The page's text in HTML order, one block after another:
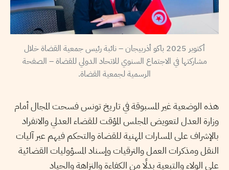
أكتوبر 2025 باكو أذربيجان – نائبة رئيس جمعية القضاة خلال
مشاركتها في الاجتماع السنوي للاتحاد الدولي للقضاة – الصفحة
الرسمية لجمعية القضاة.
هذه الوضعية غير المسبوقة في تاريخ تونس فسحت المجال أمام
وزارة العدل لتعويض المجلس المؤقت للقضاء العدلي والانفراد
بالإشراف على المسارات المهنية للقضاة والتحكم فيهم عبر آليات
النقل ومذكرات العمل والترقيات وإسناد المسؤوليات القضائية
على الولاء والتبعية بدلًا من الكفاءة والنزاهة والحياد